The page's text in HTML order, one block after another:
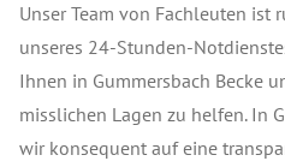
Unser Team von Fachleuten ist
unseres 24-Stunden-
Ihnen in Gummersbach Becke
misslichen Lagen zu helfen. In
wir konsequent auf eine